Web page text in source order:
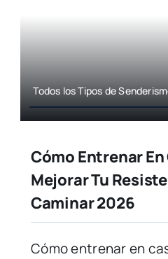
Todos los Tipos de
Cómo Entrenar En
Mejorar Tu
Caminar 2026
Cómo entrenar en